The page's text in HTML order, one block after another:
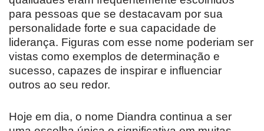
para pessoas que se destacavam por sua
personalidade forte e sua capacidade de
liderança. Figuras com esse nome poderiam ser
vistas como exemplos de determinação e
sucesso, capazes de inspirar e influenciar
outros ao seu redor.
Hoje em dia, o nome Diandra continua a ser